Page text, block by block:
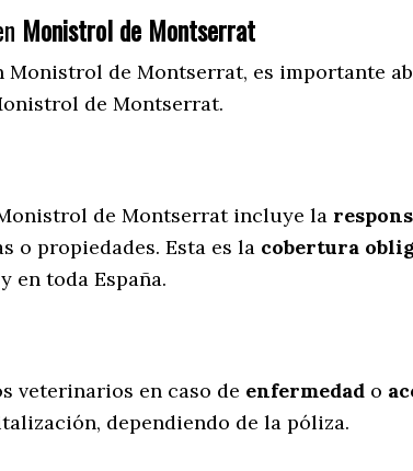
Monistrol de Montserrat
Monistrol de Montserrat, es importante
de Montserrat.
de Montserrat incluye la
o propiedades. Esta es la cobertura
en toda España.
veterinarios en caso de enfermedad o
dependiendo de la póliza.